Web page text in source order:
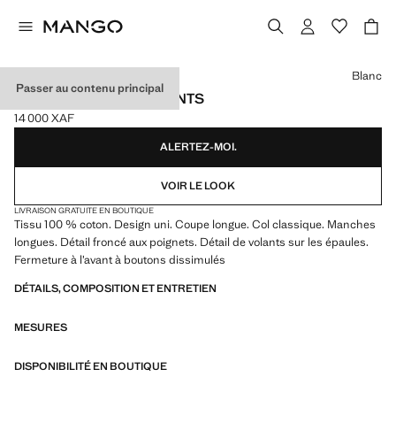
Passer au contenu principal
CHEMISE DÉTAIL VOLANTS
Prix actuel [14 000 XAF ]
14 000 XAF
Choisissez une couleur
Blanc
ALERTEZ-MOI.
VOIR LE LOOK
LIVRAISON GRATUITE EN BOUTIQUE
Tissu 100 % coton. Design uni. Coupe longue. Col classique. Manches
longues. Détail froncé aux poignets. Détail de volants sur les épaules.
Fermeture à l’avant à boutons dissimulés
DÉTAILS, COMPOSITION ET ENTRETIEN
MESURES
DISPONIBILITÉ EN BOUTIQUE